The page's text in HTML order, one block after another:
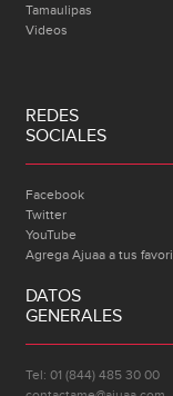
Tamaulipas
Videos
REDES
SOCIALES
Facebook
Twitter
YouTube
Agrega Ajuaa a tus
DATOS
GENERALES
Tel: 01 (844) 485 30 00